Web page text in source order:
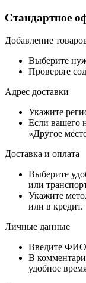
Стандартное
Добавление
Выберите
Проверьте
Адрес доставки
Укажите
Если вашего
«Другое
Доставка и оплата
Выберите
или
Укажите
или в кредит.
Личные данные
Введите
В
удобное